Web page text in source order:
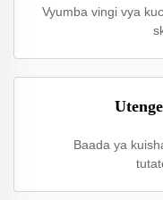
Vyumba vingi vya
Baada ya